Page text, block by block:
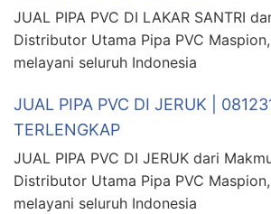
JUAL PIPA PVC DI LAKAR SANTRI
Distributor Utama Pipa PVC
melayani seluruh Indonesia
JUAL PIPA PVC DI JERUK |
TERLENGKAP
JUAL PIPA PVC DI JERUK dari
Distributor Utama Pipa PVC
melayani seluruh Indonesia